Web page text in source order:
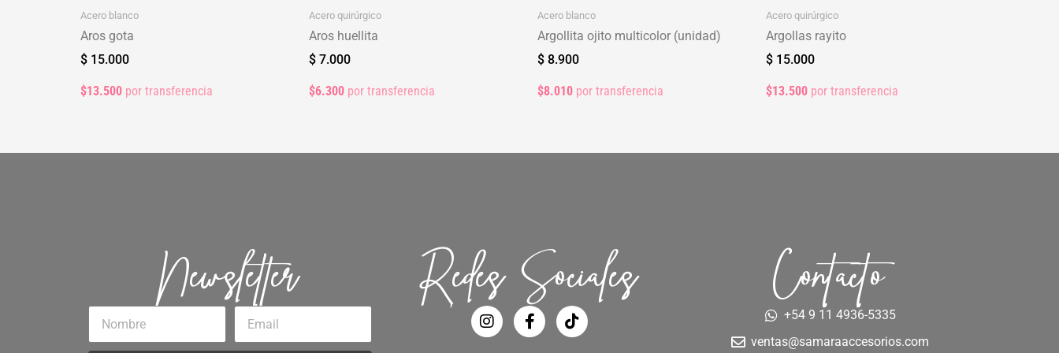
Acero blanco
Aros gota
$ 15.000
$13.500 por transferencia
Acero quirúrgico
Aros huellita
$ 7.000
$6.300 por transferencia
Acero blanco
Argollita ojito multicolor (unidad)
$ 8.900
$8.010 por transferencia
Acero quirúrgico
Argollas rayito
$ 15.000
$13.500 por transferencia
Newsletter Redes Sociales
I
n
F
a
T
i
Contacto
+54 9 11 4936-5335
ventas@samaraaccesorios.com